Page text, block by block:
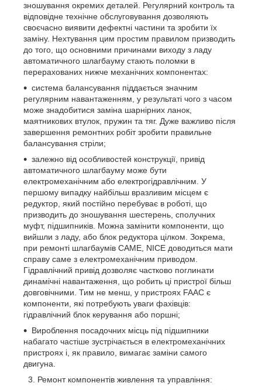
зношування окремих деталей. Регулярний контроль та
відповідне технічне обслуговування дозволяють
своєчасно виявити дефектні частини та зробити їх
заміну. Нехтування цим простим правилом призводить
до того, що основними причинами виходу з ладу
автоматичного шлагбауму стають поломки в
перерахованих нижче механічних компонентах:
система балансування піддається значним
регулярним навантаженням, у результаті чого з часом
може знадобитися заміна шарнірних ланок,
маятникових втулок, пружин та тяг. Дуже важливо після
завершення ремонтних робіт зробити правильне
балансування стріли;
залежно від особливостей конструкції, привід
автоматичного шлагбауму може бути
електромеханічним або електрогідравлічним. У
першому випадку найбільш вразливим місцем є
редуктор, який постійно перебуває в роботі, що
призводить до зношування шестерень, сполучних
муфт, підшипників. Можна замінити компоненти, що
вийшли з ладу, або блок редуктора цілком. Зокрема,
при ремонті шлагбаумів CAME, NICE доводиться мати
справу саме з електромеханічним приводом.
Гідравлічний привід дозволяє частково поглинати
динамічні навантаження, що робить ці пристрої більш
довговічними. Тим не менш, у пристроях FAAC є
компоненти, які потребують уваги фахівців:
гідравлічний блок керування або поршні;
Вироблення посадочних місць під підшипники
набагато частіше зустрічається в електромеханічних
пристроях і, як правило, вимагає заміни самого
двигуна.
3. Ремонт компонентів живлення та управління: